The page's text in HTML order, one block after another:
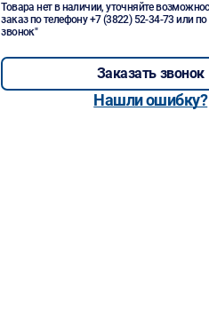
Товара нет в наличии, уточняйте
заказ по телефону+7 (3822) 52-34-73 или по
звонок"
Заказать звонок
Нашли ошибку?